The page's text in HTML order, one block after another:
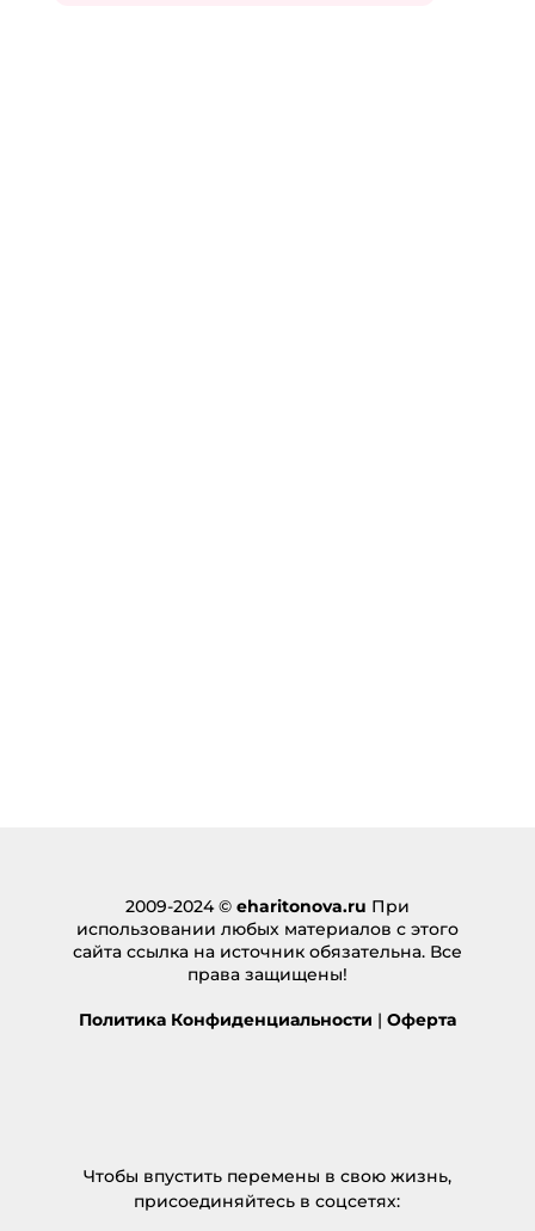
Ответить
21.03.2025 в 11:38
… [Trackback]
สั่งซื้อ หวยออนไลน์ มีกี่ช่องทาง:
01.04.2025 в 05:35
2009-2024 © eharitonova.ru При
использовании любых материалов с этого
сайта ссылка на источник обязательна. Все
права защищены!
Политика Конфиденциальности | Оферта
Чтобы впустить перемены в свою жизнь,
присоединяйтесь в соцсетях: